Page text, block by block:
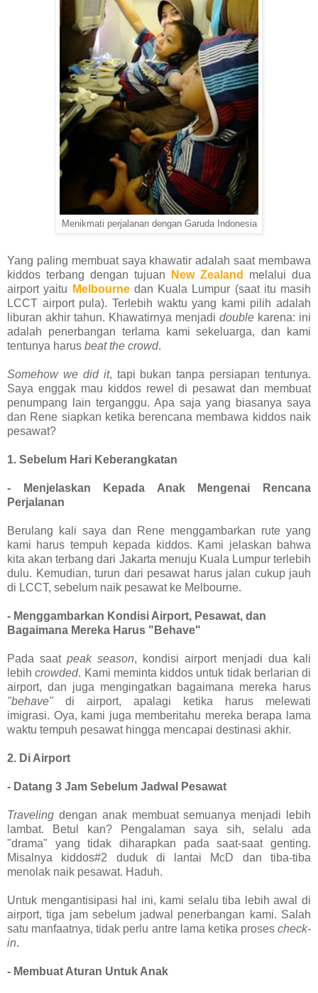
Menikmati perjalanan dengan Garuda Indonesia
Yang paling membuat saya khawatir adalah saat membawa
kiddos terbang dengan tujuan
New Zealand
melalui dua
airport yaitu
Melbournedan Kuala Lumpur (saat itu masih
LCCT airport pula). Terlebih waktu yang kami pilih adalah
liburan akhir tahun. Khawatirnya menjadi double karena: ini
adalah penerbangan terlama kami sekeluarga, dan kami
tentunya harus beat the crowd.
Somehow we did it, tapi bukan tanpa persiapan tentunya.
Saya enggak mau kiddos rewel di pesawat dan membuat
penumpang lain terganggu. Apa saja yang biasanya saya
dan Rene siapkan ketika berencana membawa kiddos naik
pesawat?
1. Sebelum Hari Keberangkatan
- Menjelaskan Kepada Anak Mengenai Rencana
Perjalanan
Berulang kali saya dan Rene menggambarkan rute yang
kami harus tempuh kepada kiddos. Kami jelaskan bahwa
kita akan terbang dari Jakarta menuju Kuala Lumpur terlebih
dulu. Kemudian, turun dari pesawat harus jalan cukup jauh
di LCCT, sebelum naik pesawat ke Melbourne.
- Menggambarkan Kondisi Airport, Pesawat, dan
Bagaimana Mereka Harus "Behave"
Pada saat peak season, kondisi airport menjadi dua kali
lebihcrowded. Kami meminta kiddos untuk tidak berlarian di
airport, dan juga mengingatkan bagaimana mereka harus
"behave" di airport, apalagi ketika harus melewati
imigrasi. Oya, kami juga memberitahu mereka berapa lama
waktu tempuh pesawat hingga mencapai destinasi akhir.
2. Di Airport
- Datang 3 Jam Sebelum Jadwal Pesawat
Traveling dengan anak membuat semuanya menjadi lebih
lambat. Betul kan? Pengalaman saya sih, selalu ada
"drama" yang tidak diharapkan pada saat-saat genting.
Misalnya kiddos#2 duduk di lantai McD dan tiba-tiba
menolak naik pesawat. Haduh.
Untuk mengantisipasi hal ini, kami selalu tiba lebih awal di
airport, tiga jam sebelum jadwal penerbangan kami. Salah
satu manfaatnya, tidak perlu antre lama ketika proses check-
in.
- Membuat Aturan Untuk Anak